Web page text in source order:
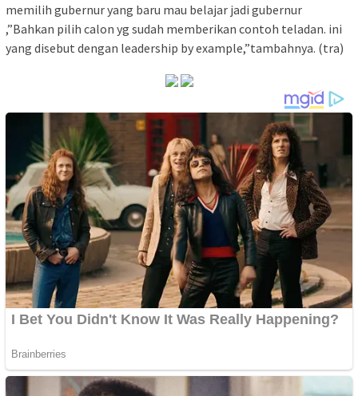
memilih gubernur yang baru mau belajar jadi gubernur
,”Bahkan pilih calon yg sudah memberikan contoh teladan. ini
yang disebut dengan leadership by example,”tambahnya. (tra)